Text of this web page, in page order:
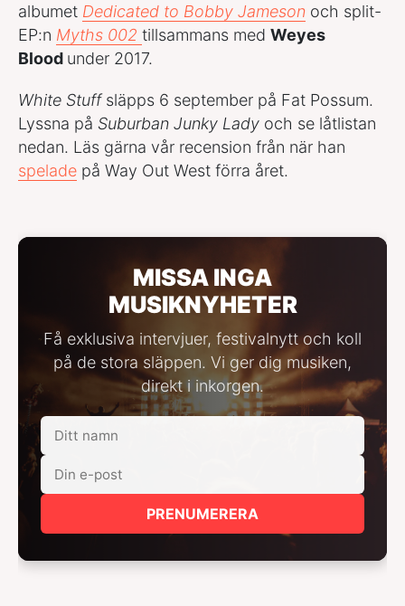
albumet Dedicated to Bobby Jameson och split-
EP:n Myths 002 tillsammans med Weyes
Blood under 2017.
White Stuffsläpps 6 september på Fat Possum.
Lyssna på Suburban Junky Lady och se låtlistan
nedan. Läs gärna vår recension från när han
spelade på Way Out West förra året.
MISSA INGA
MUSIKNYHETER
Få exklusiva intervjuer, festivalnytt och koll
på de stora släppen. Vi ger dig musiken,
direkt i inkorgen.
PRENUMERERA